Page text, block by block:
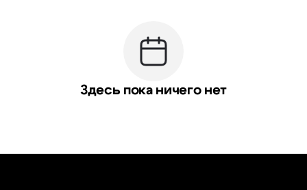
Здесь пока ничего нет